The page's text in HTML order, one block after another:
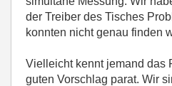
der Treiber des Tisches
konnten nicht genau finden
Vielleicht kennt jemand das
guten Vorschlag parat. Wir